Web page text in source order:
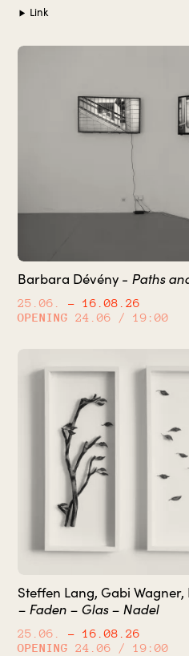
Link
Barbara Dévény - Paths
25.06.
– 16.08.26
OPENING
24.06 / 19:00
Steffen Lang, Gabi
– Faden – Glas – Nadel
25.06.
– 16.08.26
OPENING
24.06 / 19:00